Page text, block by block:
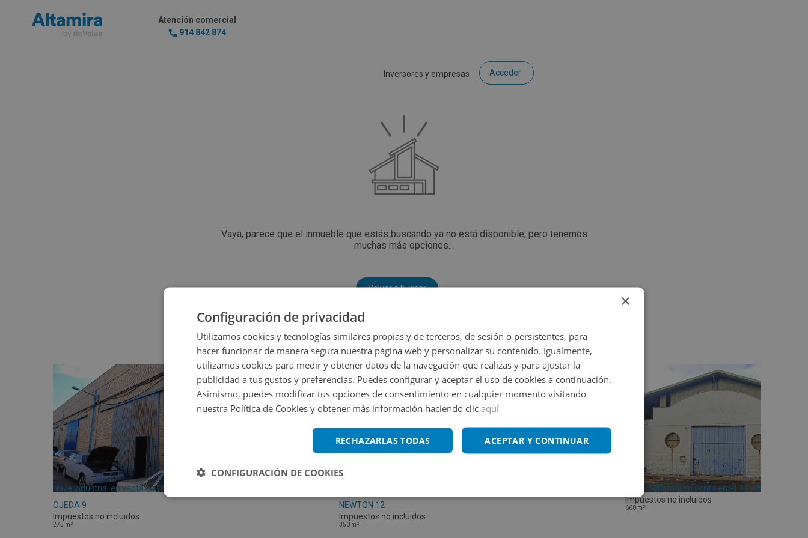
Atención comercial
914 842 874
Inversores y empresas Acceder
Vaya, parece que el inmueble que estás buscando ya no está disponible, pero tenemos
muchas más opciones...
Volver a buscar
Nave Industrial en venta en CL ANTONIO
OJEDA 9
Impuestos no incluidos
275 m 2
NEWTON 12
Impuestos no incluidos
350 m 2
Nave Industrial en venta en PL EL RINCON
Impuestos no incluidos
660 m 2
×
Configuración de privacidad
Utilizamos cookies y tecnologías similares propias y de terceros, de sesión o persistentes, para
hacer funcionar de manera segura nuestra página web y personalizar su contenido. Igualmente,
utilizamos cookies para medir y obtener datos de la navegación que realizas y para ajustar la
publicidad a tus gustos y preferencias. Puedes configurar y aceptar el uso de cookies a continuación.
Asimismo, puedes modificar tus opciones de consentimiento en cualquier momento visitando
nuestra Política de Cookies y obtener más información haciendo clic aquí
ACEPTAR Y CONTINUAR
RECHAZARLAS TODAS
CONFIGURACIÓN DE COOKIES